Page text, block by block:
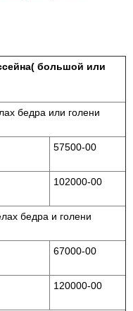
большой или
бедра или голени
57500-00
102000-00
бедра и голени
67000-00
120000-00